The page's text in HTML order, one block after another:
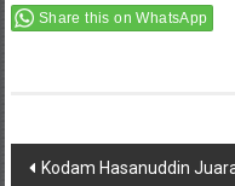
Share this on WhatsApp
Post
Kodam Hasanuddin